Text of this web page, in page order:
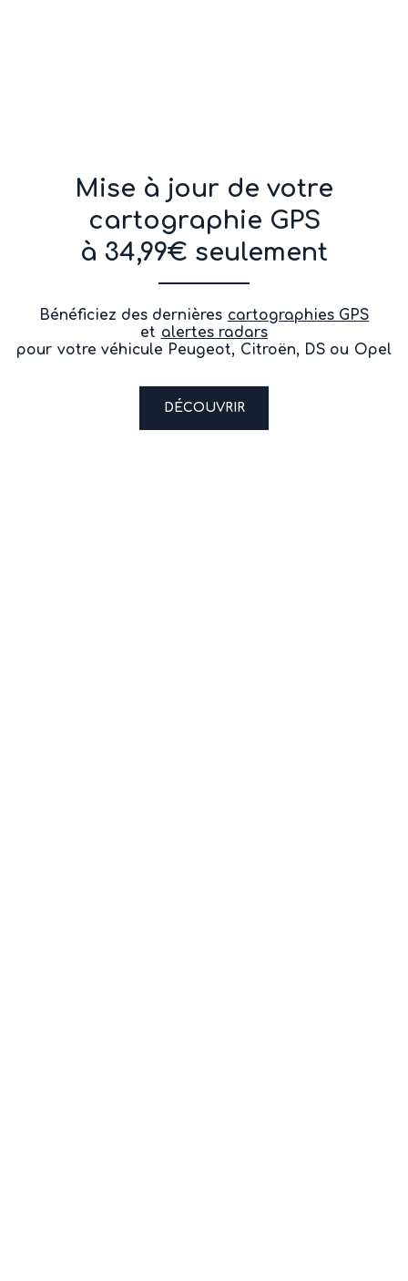
Mise à jour de votre
cartographie GPS
à 34,99€ seulement
Bénéficiez des dernières cartographies GPS
et alertes radars
pour votre véhicule Peugeot, Citroën, DS ou Opel
DÉCOUVRIR